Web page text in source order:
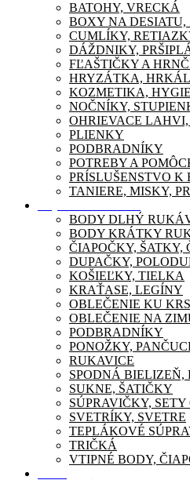
BATOHY, VRECKÁ
BOXY NA DESIATU,
CUMLÍKY,
DÁŽDNIKY,
FĽAŠTIČKY A
HRYZÁTKA,
KOZMETIKA,
NOČNÍKY,
OHRIEVACE
PLIENKY
PODBRADNÍKY
POTREBY A
PRÍSLUŠENSTVO
TANIERE, MISKY,
BODY DLHÝ
BODY KRÁTKY
ČIAPOČKY,
DUPAČKY,
KOŠIEĽKY, TIELKA
KRAŤASE, LEGÍNY
OBLEČENIE KU
OBLEČENIE NA
PODBRADNÍKY
PONOŽKY,
RUKAVICE
SPODNÁ BIELIZEŇ,
SUKNE, ŠATIČKY
SÚPRAVIČKY,
SVETRÍKY, SVETRE
TEPLÁKOVÉ
TRIČKÁ
VTIPNÉ BODY,